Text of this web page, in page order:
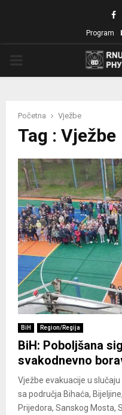
Program
Početna Vježbe
Tag : Vježbe
BiH Region/Regija
BiH: Poboljšana
svakodnevno
Vježbe evakuacije u
sa područja Bihaća,
Prijedora, Sanskog Mosta,